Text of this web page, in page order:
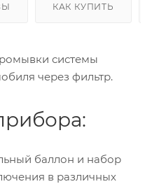
КАК КУПИТЬ
системы
через фильтр.
баллон и набор
в различных